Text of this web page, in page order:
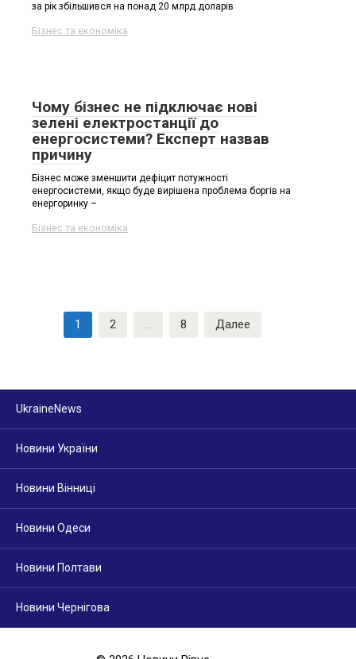
за рік збільшився на понад 20 млрд доларів
Бізнес та економіка
Чому бізнес не підключає нові
зелені електростанції до
енергосистеми? Експерт назвав
причину
Бізнес може зменшити дефіцит потужності
енергосистеми, якщо буде вирішена проблема боргів на
енергоринку –
Бізнес та економіка
Пагинация
записей
1 2 … 8 Далее
UkraineNews
Новини України
Новини Вінниці
Новини Одеси
Новини Полтави
Новини Чернігова